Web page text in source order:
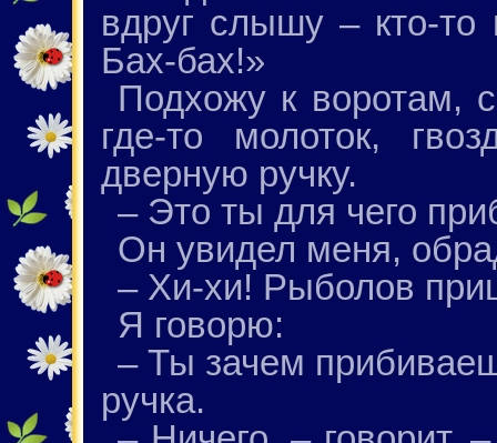
вдруг слышу – кто-то
Бах-бах!»
Подхожу к воротам,
где-то молоток,
дверную ручку.
– Это ты для чего
Он увидел меня,
– Хи-хи! Рыболов
Я говорю:
– Ты зачем
ручка.